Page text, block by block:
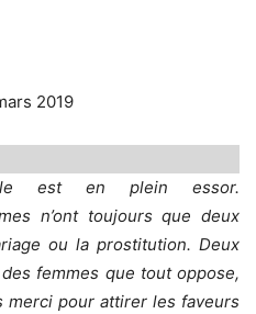
2019
est en plein essor.
n’ont toujours que deux
ou la prostitution. Deux
femmes que tout oppose,
merci pour attirer les faveurs